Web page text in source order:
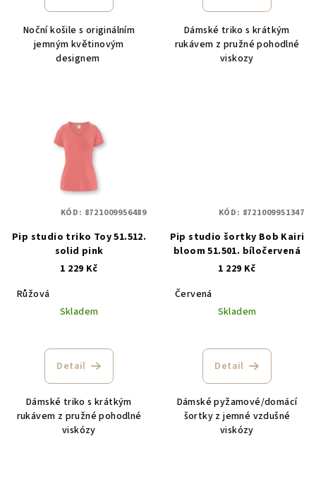
Noční košile s originálním
jemným květinovým
designem
Dámské triko s krátkým
rukávem z pružné pohodlné
viskozy
Pip studio triko Toy 51.512.
solid pink
1 229 Kč
Růžová
Skladem
Detail
Dámské triko s krátkým
rukávem z pružné pohodlné
viskózy
KÓD: 8721009956489
Pip studio šortky Bob Kairi
bloom 51.501. bíločervená
1 229 Kč
Červená
Skladem
Detail
Dámské pyžamové/domácí
šortky z jemné vzdušné
viskózy
KÓD: 8721009951347